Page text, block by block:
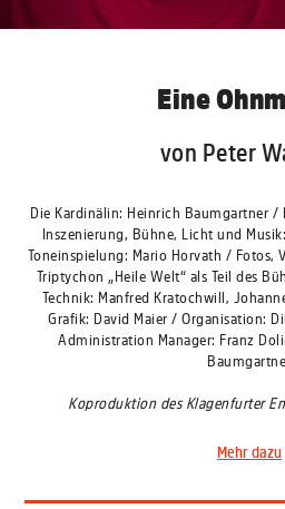
Eine
von Peter
Die Kardinälin: Heinrich Baumgartner
Inszenierung, Bühne, Licht und
Toneinspielung: Mario Horvath / Fotos,
Triptychon „Heile Welt“ als Teil des
Technik: Manfred Kratochwill,
Grafik: David Maier / Organisation:
Administration Manager: Franz
Koproduktion des Klagenfurter
Mehr dazu